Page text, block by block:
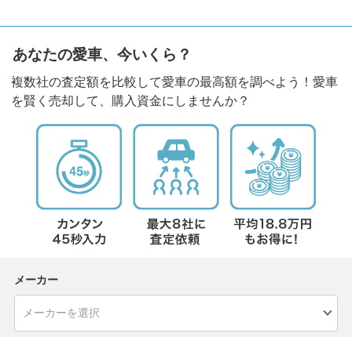
あなたの愛車、今いくら？
複数社の査定額を比較して愛車の最高額を調べよう！愛車
を賢く売却して、購入資金にしませんか？
メーカー